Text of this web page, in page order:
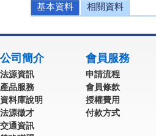
基本資料 相關資料
公司簡介
法源資訊
產品服務
資料庫說明
法源徵才
交通資訊
會員服務
申請流程
會員條款
授權費用
付款方式